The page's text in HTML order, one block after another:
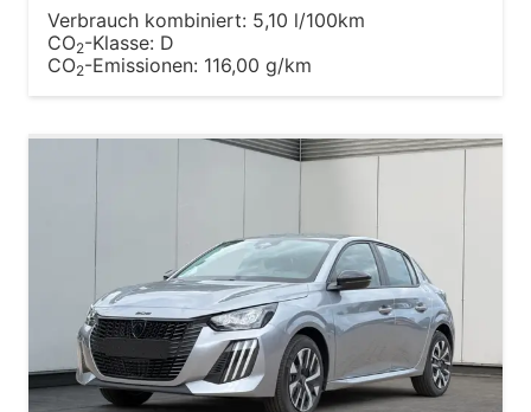
Verbrauch kombiniert: 5,10 l/100km
CO2-Klasse: D
CO2-Emissionen: 116,00 g/km